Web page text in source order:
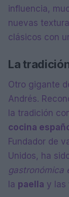
influencia,
nuevas
clásicos con
La
Otro gigante
Andrés.
la tradición
cocina
Fundador de
Unidos, ha
gastronómica
la paella y las